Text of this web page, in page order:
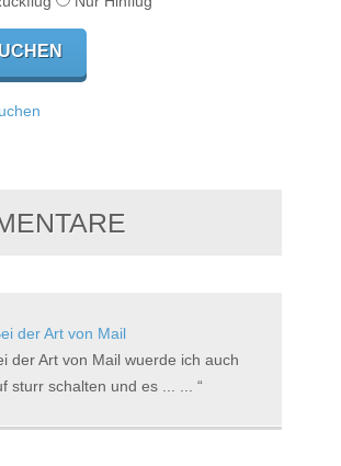
der Art von Mail
der Art von Mail wuerde ich auch
sturr schalten und es ... ...